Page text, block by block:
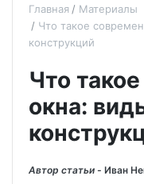
Главная
Материалы
Что такое
конструкций
Что
окна:
Автор статьи - Иван